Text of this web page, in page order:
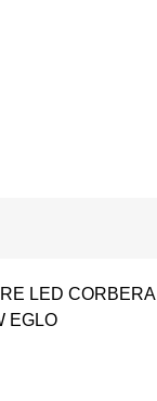
LED CORBERA
EGLO